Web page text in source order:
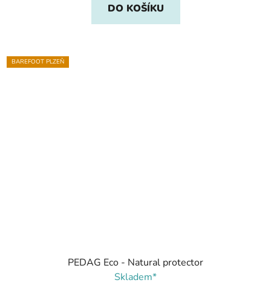
DO KOŠÍKU
BAREFOOT PLZEŇ
PEDAG Eco - Natural protector
Skladem*